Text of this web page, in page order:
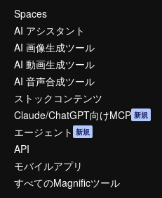
Spaces
AI アシスタント
AI 画像生成ツール
AI 動画生成ツール
AI 音声合成ツール
ストックコンテンツ
Claude/ChatGPT向けMCP 新規
エージェント 新規
API
モバイルアプリ
すべてのMagnificツール